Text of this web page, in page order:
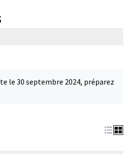
le 30 septembre 2024, préparez